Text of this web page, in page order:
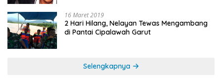
16 Maret 2019
2 Hari Hilang, Nelayan Tewas Mengambang
di Pantai Cipalawah Garut
Selengkapnya